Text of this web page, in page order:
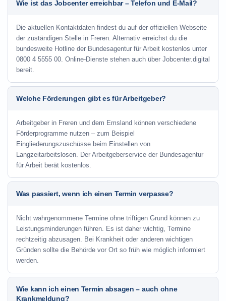
Wie ist das Jobcenter erreichbar – Telefon und E-Mail?
Die aktuellen Kontaktdaten findest du auf der offiziellen Webseite
der zuständigen Stelle in Freren. Alternativ erreichst du die
bundesweite Hotline der Bundesagentur für Arbeit kostenlos unter
0800 4 5555 00. Online-Dienste stehen auch über Jobcenter.digital
bereit.
Welche Förderungen gibt es für Arbeitgeber?
Arbeitgeber in Freren und dem Emsland können verschiedene
Förderprogramme nutzen – zum Beispiel
Eingliederungszuschüsse beim Einstellen von
Langzeitarbeitslosen. Der Arbeitgeberservice der Bundesagentur
für Arbeit berät kostenlos.
Was passiert, wenn ich einen Termin verpasse?
Nicht wahrgenommene Termine ohne triftigen Grund können zu
Leistungsminderungen führen. Es ist daher wichtig, Termine
rechtzeitig abzusagen. Bei Krankheit oder anderen wichtigen
Gründen sollte die Behörde vor Ort so früh wie möglich informiert
werden.
Wie kann ich einen Termin absagen – auch ohne
Krankmeldung?